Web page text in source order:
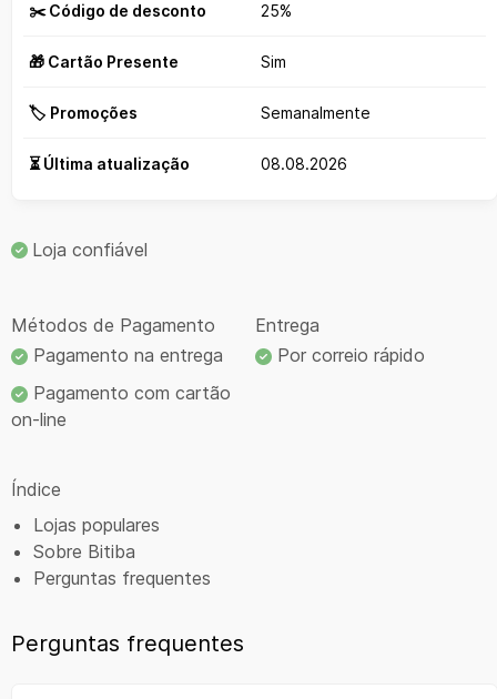
✂️ Código de desconto 25%
🎁 Cartão Presente Sim
🏷️ Promoções Semanalmente
⏳ Última atualização 08.08.2026
Loja confiável
Métodos de Pagamento
Pagamento na entrega
Pagamento com cartão
on-line
Entrega
Por correio rápido
Índice
Lojas populares
Sobre Bitiba
Perguntas frequentes
Perguntas frequentes